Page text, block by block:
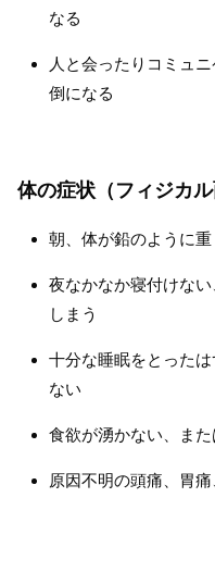
なる
人と会ったりコミュ
倒になる
体の症状（フィジカル
朝、体が鉛のように
夜なかなか寝付けな
しまう
十分な睡眠をとった
ない
食欲が湧かない、ま
原因不明の頭痛、胃